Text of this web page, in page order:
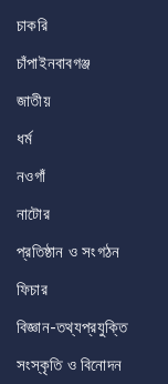
চাকরি
চাঁপাইনবাবগঞ্জ
জাতীয়
ধর্ম
নওগাঁ
নাটোর
প্রতিষ্ঠান ও সংগঠন
ফিচার
বিজ্ঞান-তথ্যপ্রযুক্তি
সংস্কৃতি ও বিনোদন